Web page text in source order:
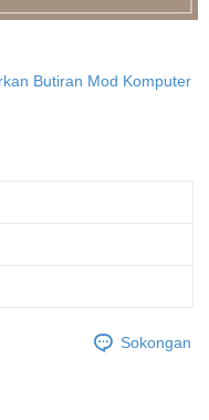
Butiran Mod Komputer
Sokongan